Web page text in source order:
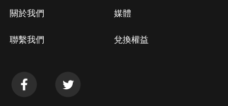
關於我們
聯繫我們
媒體
兌換權益